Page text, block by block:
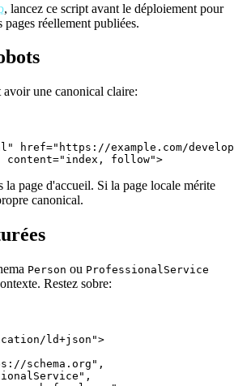
, lancez ce script avant le déploiement pour
réellement publiées.
une canonical claire:
href="https://example.com/
content="index, follow">
la page d'accueil. Si la page locale mérite
canonical.
Person ou ProfessionalService
Restez sobre:
ld+json">
schema.org",